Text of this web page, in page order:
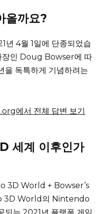
올까요?
년 4월 1일에 단종되었습
인 Doug Bowser에 따
을 독특하게 기념하려는
에서 전체 답변 보기
세계 이후인가
3D World + Bowser’s
3D World의 Nintendo
는 2021년 플랫폼 게임